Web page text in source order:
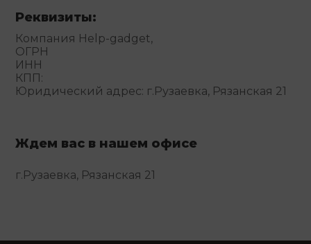
Реквизиты:
Компания Help-gadget,
ОГРН
ИНН
КПП:
Юридический адрес: г.Рузаевка, Рязанская 21
Ждем вас в нашем офисе
г.Рузаевка, Рязанская 21